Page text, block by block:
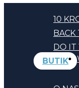
10
BACK
DO IT
BUTIK